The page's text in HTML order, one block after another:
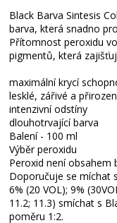
Black Barva Sintesis
barva, která snadno
Přítomnost peroxidu
pigmentů, která
maximální krycí
lesklé, zářivé a
intenzivní odstíny
dlouhotrvající barva
Balení - 100 ml
Výběr peroxidu
Peroxid není obsahem
Doporučuje se míchat
6% (20 VOL); 9%
11.2; 11.3) smíchat s
poměru 1:2.